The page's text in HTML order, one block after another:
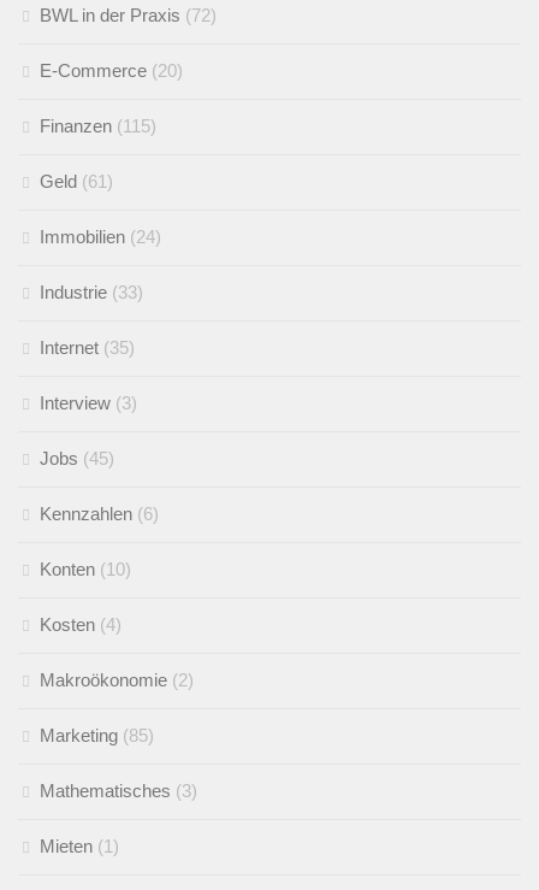
BWL in der Praxis (72)
E-Commerce (20)
Finanzen (115)
Geld (61)
Immobilien (24)
Industrie (33)
Internet (35)
Interview (3)
Jobs (45)
Kennzahlen (6)
Konten (10)
Kosten (4)
Makroökonomie (2)
Marketing (85)
Mathematisches (3)
Mieten (1)